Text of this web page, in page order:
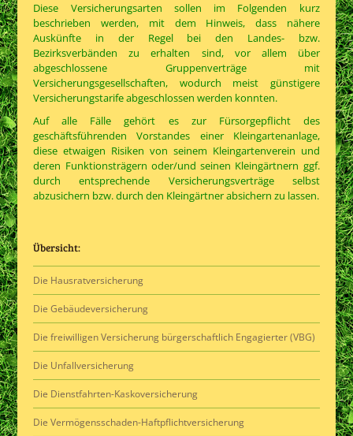
Diese Versicherungsarten sollen im Folgenden kurz
beschrieben werden, mit dem Hinweis, dass nähere
Auskünfte in der Regel bei den Landes- bzw.
Bezirksverbänden zu erhalten sind, vor allem über
abgeschlossene Gruppenverträge mit
Versicherungsgesellschaften, wodurch meist günstigere
Versicherungstarife abgeschlossen werden konnten.
Auf alle Fälle gehört es zur Fürsorgepflicht des
geschäftsführenden Vorstandes einer Kleingartenanlage,
diese etwaigen Risiken von seinem Kleingartenverein und
deren Funktionsträgern oder/und seinen Kleingärtnern ggf.
durch entsprechende Versicherungsverträge selbst
abzusichern bzw. durch den Kleingärtner absichern zu lassen.
Übersicht:
Die Hausratversicherung
Die Gebäudeversicherung
Die freiwilligen Versicherung bürgerschaftlich Engagierter (VBG)
Die Unfallversicherung
Die Dienstfahrten-Kaskoversicherung
Die Vermögensschaden-Haftpflichtversicherung